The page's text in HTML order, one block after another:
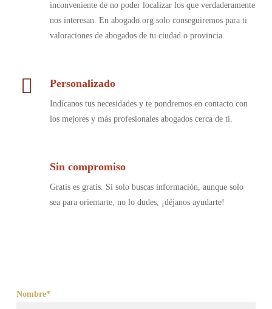
inconveniente de no poder localizar los que verdaderamente
nos interesan. En abogado.org solo conseguiremos para ti
valoraciones de abogados de tu ciudad o provincia.
Personalizado
Indícanos tus necesidades y te pondremos en contacto con
los mejores y más profesionales abogados cerca de ti.
Sin compromiso
Gratis es gratis. Si solo buscas información, aunque solo
sea para orientarte, no lo dudes, ¡déjanos ayudarte!
Nombre*